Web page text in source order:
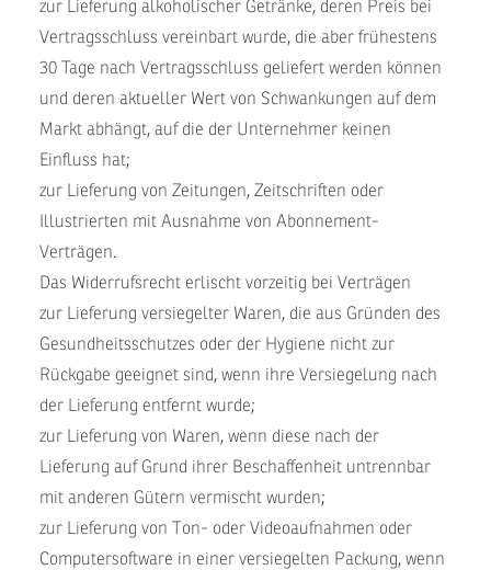
zur Lieferung alkoholischer Getränke, deren Preis bei
Vertragsschluss vereinbart wurde, die aber frühestens
30 Tage nach Vertragsschluss geliefert werden können
und deren aktueller Wert von Schwankungen auf dem
Markt abhängt, auf die der Unternehmer keinen
Einfluss hat;
zur Lieferung von Zeitungen, Zeitschriften oder
Illustrierten mit Ausnahme von Abonnement-
Verträgen.
Das Widerrufsrecht erlischt vorzeitig bei Verträgen
zur Lieferung versiegelter Waren, die aus Gründen des
Gesundheitsschutzes oder der Hygiene nicht zur
Rückgabe geeignet sind, wenn ihre Versiegelung nach
der Lieferung entfernt wurde;
zur Lieferung von Waren, wenn diese nach der
Lieferung auf Grund ihrer Beschaffenheit untrennbar
mit anderen Gütern vermischt wurden;
zur Lieferung von Ton- oder Videoaufnahmen oder
Computersoftware in einer versiegelten Packung, wenn